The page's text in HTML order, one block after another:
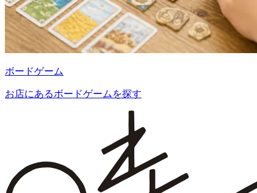
ボードゲーム
お店にあるボードゲームを探す